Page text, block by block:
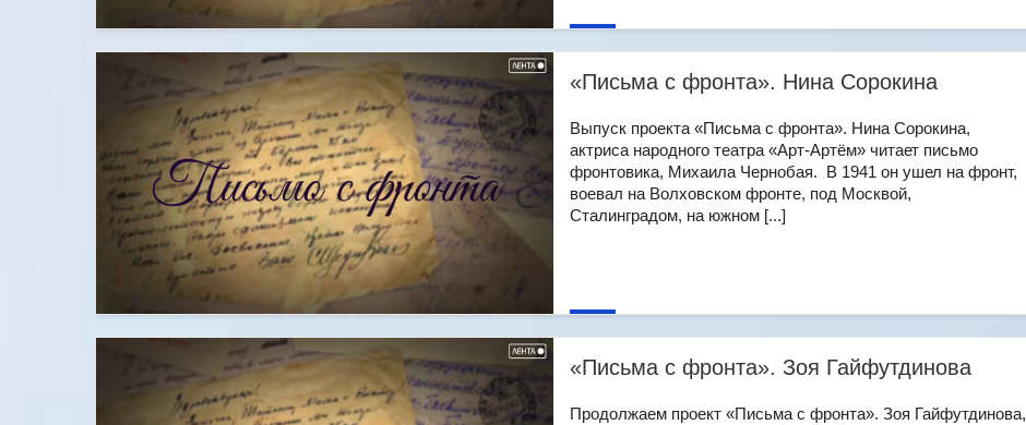
«Письма с фронта». Нина Сорокина
Выпуск проекта «Письма с фронта». Нина Сорокина,
актриса народного театра «Арт-Артём» читает письмо
фронтовика, Михаила Чернобая. В 1941 он ушел на фронт,
воевал на Волховском фронте, под Москвой,
Сталинградом, на южном [...]
«Письма с фронта». Зоя Гайфутдинова
Продолжаем проект «Письма с фронта». Зоя Гайфутдинова,